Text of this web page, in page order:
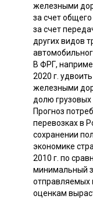
железными
за счет
за счет
других видов
В ФРГ,
2020 г.
железными
долю грузовых
Прогноз
перевозках в
сохранении
экономике
2010 г. по
минимальный
отправляемых
оценкам